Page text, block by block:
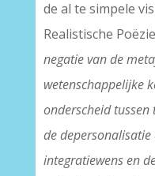
de al te simpele
Realistische
negatie van de
wetenschappelijke
onderscheid
de depersonalisatie
integratiewens en